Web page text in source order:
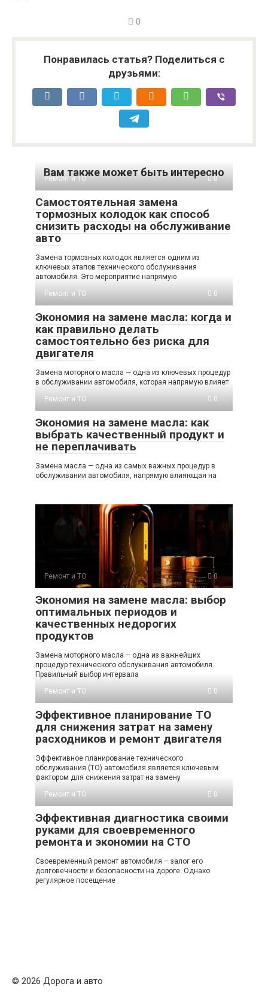
0
Понравилась статья? Поделиться с
друзьями:
Вам также может быть интересно
Ремонт и ТО 0
Самостоятельная замена
тормозных колодок как способ
снизить расходы на обслуживание
авто
Замена тормозных колодок является одним из
ключевых этапов технического обслуживания
автомобиля. Это мероприятие напрямую
Ремонт и ТО
0
Экономия на замене масла: когда и
как правильно делать
самостоятельно без риска для
двигателя
Замена моторного масла — одна из ключевых процедур
в обслуживании автомобиля, которая напрямую влияет
Ремонт и ТО
0
Экономия на замене масла: как
выбрать качественный продукт и
не переплачивать
Замена масла — одна из самых важных процедур в
обслуживании автомобиля, напрямую влияющая на
Ремонт и ТО 0
Экономия на замене масла: выбор
оптимальных периодов и
качественных недорогих
продуктов
Замена моторного масла – одна из важнейших
процедур технического обслуживания автомобиля.
Правильный выбор интервала
Ремонт и ТО
0
Эффективное планирование ТО
для снижения затрат на замену
расходников и ремонт двигателя
Эффективное планирование технического
обслуживания (ТО) автомобиля является ключевым
фактором для снижения затрат на замену
Ремонт и ТО
0
Эффективная диагностика своими
руками для своевременного
ремонта и экономии на СТО
Своевременный ремонт автомобиля – залог его
долговечности и безопасности на дороге. Однако
регулярное посещение
© 2026 Дорога и авто